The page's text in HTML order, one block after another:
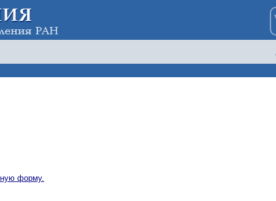
форму.